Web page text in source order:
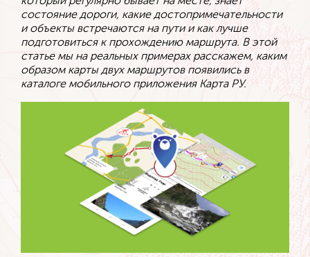
состояние дороги, какие достопримечательности
и объекты встречаются на пути и как лучше
подготовиться к прохождению маршрута. В этой
статье мы на реальных примерах расскажем, каким
образом карты двух маршрутов появились в
каталоге мобильного приложения Карта РУ.